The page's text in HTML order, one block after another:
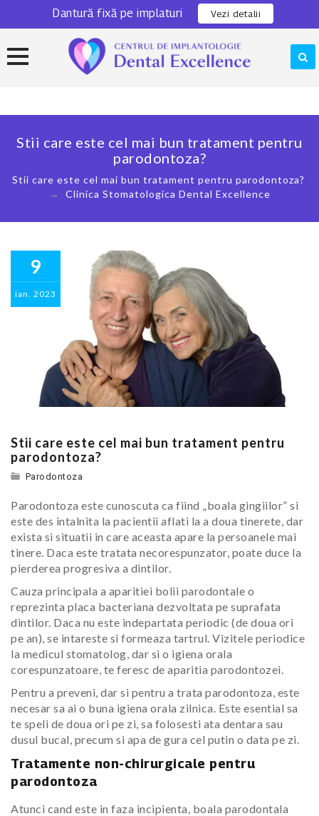
Dantură fixă pe implaturi Vezi detalii
0311 301 280 Locatie
Stii care este cel mai bun tratament pentru
parodontoza?
Stii care este cel mai bun tratament pentru parodontoza?
→ Clinica Stomatologica Dental Excellence
9
ian. 2023
Stii care este cel mai bun tratament pentru
parodontoza?
Parodontoza
Parodontoza este cunoscuta ca fiind „boala gingiilor” si
este des intalnita la pacientii aflati la a doua tinerete, dar
exista si situatii in care aceasta apare la persoanele mai
tinere. Daca este tratata necorespunzator, poate duce la
pierderea progresiva a dintilor.
Cauza principala a aparitiei bolii parodontale o
reprezinta placa bacteriana dezvoltata pe suprafata
dintilor. Daca nu este indepartata periodic (de doua ori
pe an), se intareste si formeaza tartrul. Vizitele periodice
la medicul stomatolog, dar si o igiena orala
corespunzatoare, te feresc de aparitia parodontozei.
Pentru a preveni, dar si pentru a trata parodontoza, este
necesar sa ai o buna igiena orala zilnica. Este esential sa
te speli de doua ori pe zi, sa folosesti ata dentara sau
dusul bucal, precum si apa de gura cel putin o data pe zi.
Tratamente non-chirurgicale pentru
parodontoza
Atunci cand este in faza incipienta, boala parodontala